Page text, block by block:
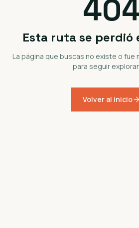
Esta ruta se perdió
La página que buscas no existe o fue
para seguir
Volver al inicio